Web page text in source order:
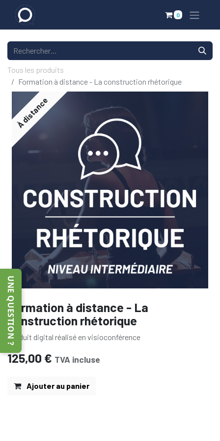
UNE QUESTION ?
0
Tous les produits
Formation à distance - La construction rhétorique
À distance
Formation à distance - La
construction rhétorique
Produit digital réalisé en visioconférence
125,00 € TVA incluse
Ajouter au panier